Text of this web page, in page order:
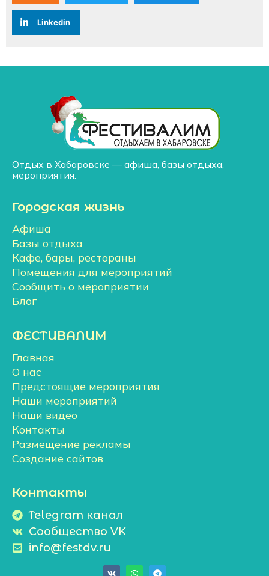
Linkedin
Отдых в Хабаровске — афиша, базы отдыха,
мероприятия.
Городская жизнь
Афиша
Базы отдыха
Кафе, бары, рестораны
Помещения для мероприятий
Сообщить о мероприятии
Блог
ФЕСТИВАЛИМ
Главная
О нас
Предстоящие мероприятия
Наши мероприятий
Наши видео
Контакты
Размещение рекламы
Создание сайтов
Контакты
Telegram канал
Сообщество VK
info@festdv.ru